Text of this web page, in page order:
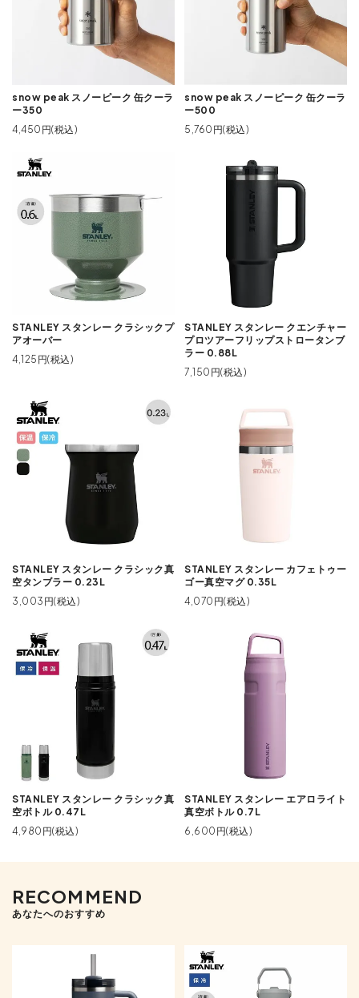
snow peak スノーピーク 缶クーラ
ー350
4,450円(税込)
snow peak スノーピーク 缶クーラ
ー500
5,760円(税込)
STANLEY スタンレー クラシックプ
アオーバー
4,125円(税込)
STANLEY スタンレー クエンチャー
プロツアーフリップストロータンブ
ラー 0.88L
7,150円(税込)
STANLEY スタンレー クラシック真
空タンブラー 0.23L
3,003円(税込)
STANLEY スタンレー カフェトゥー
ゴー真空マグ 0.35L
4,070円(税込)
STANLEY スタンレー クラシック真
空ボトル 0.47L
4,980円(税込)
STANLEY スタンレー エアロライト
真空ボトル 0.7L
6,600円(税込)
RECOMMEND
あなたへのおすすめ